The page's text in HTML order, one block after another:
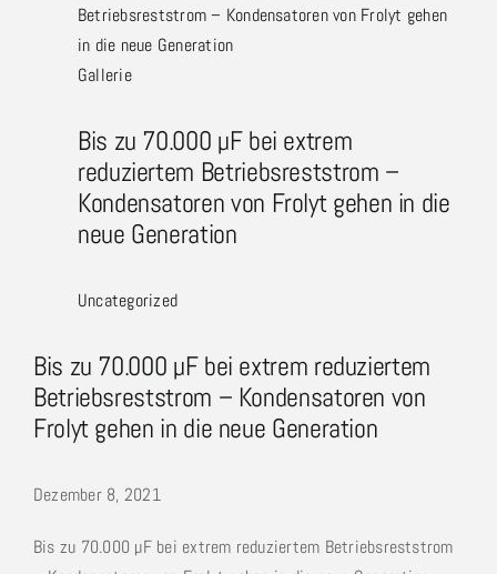
Betriebsreststrom – Kondensatoren von Frolyt gehen
in die neue Generation
Gallerie
Bis zu 70.000 µF bei extrem
reduziertem Betriebsreststrom –
Kondensatoren von Frolyt gehen in die
neue Generation
Uncategorized
Bis zu 70.000 µF bei extrem reduziertem
Betriebsreststrom – Kondensatoren von
Frolyt gehen in die neue Generation
Dezember 8, 2021
Bis zu 70.000 µF bei extrem reduziertem Betriebsreststrom